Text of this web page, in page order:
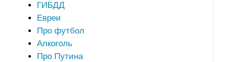
ГИБДД
Евреи
Про футбол
Алкоголь
Про Путина